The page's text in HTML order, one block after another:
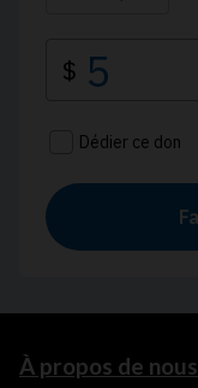
À propos de nous